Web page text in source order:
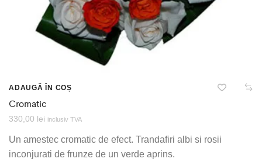
ADAUGĂ ÎN COȘ
Cromatic
330,00 lei inclusiv TVA
Un amestec cromatic de efect. Trandafiri albi si rosii
inconjurati de frunze de un verde aprins.